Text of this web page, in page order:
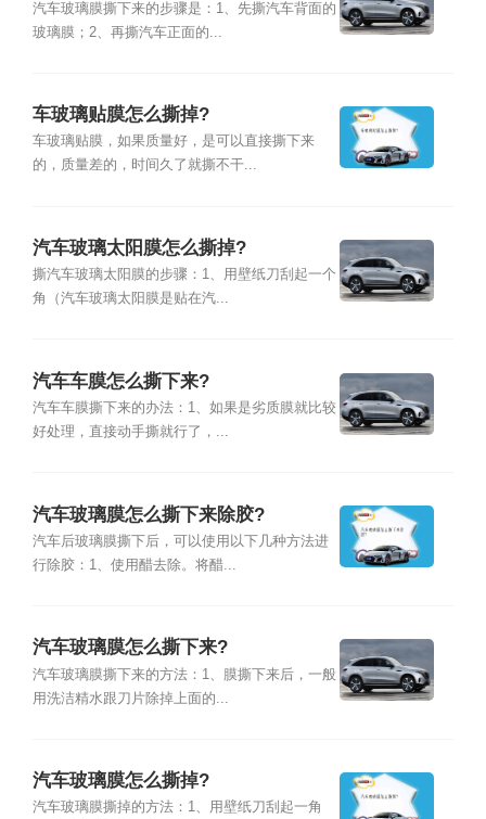
汽车玻璃膜撕下来的步骤是：1、先撕汽车背面的
玻璃膜；2、再撕汽车正面的...
车玻璃贴膜怎么撕掉?
车玻璃贴膜，如果质量好，是可以直接撕下来
的，质量差的，时间久了就撕不干...
汽车玻璃太阳膜怎么撕掉?
撕汽车玻璃太阳膜的步骤：1、用壁纸刀刮起一个
角（汽车玻璃太阳膜是贴在汽...
汽车车膜怎么撕下来?
汽车车膜撕下来的办法：1、如果是劣质膜就比较
好处理，直接动手撕就行了，...
汽车玻璃膜怎么撕下来除胶?
汽车后玻璃膜撕下后，可以使用以下几种方法进
行除胶：1、使用醋去除。将醋...
汽车玻璃膜怎么撕下来?
汽车玻璃膜撕下来的方法：1、膜撕下来后，一般
用洗洁精水跟刀片除掉上面的...
汽车玻璃膜怎么撕掉?
汽车玻璃膜撕掉的方法：1、用壁纸刀刮起一角